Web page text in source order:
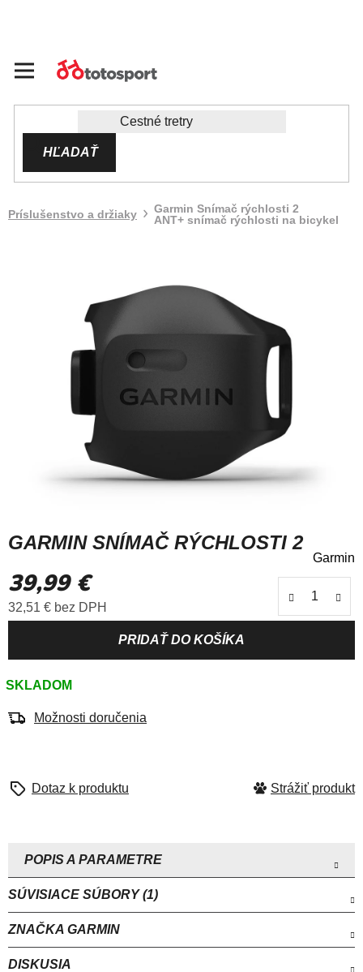
HĽADAŤ
Príslušenstvo a držiaky
Garmin Snímač rýchlosti 2
ANT+ snímač rýchlosti na bicykel
GARMIN SNÍMAČ RÝCHLOSTI 2
hodnotenie
produktu
je
z
hviezdičiek.
Garmin
SKLADOM
Možnosti doručenia
39,99 €
32,51 € bez DPH
Strážiť
SÚVISIACE SÚBORY (1)
ZNAČKA GARMIN
DISKUSIA